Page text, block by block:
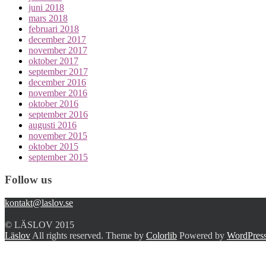
juni 2018
mars 2018
februari 2018
december 2017
november 2017
oktober 2017
september 2017
december 2016
november 2016
oktober 2016
september 2016
augusti 2016
november 2015
oktober 2015
september 2015
Follow us
kontakt@laslov.se
© LÄSLOV 2015
Läslov All rights reserved. Theme by Colorlib Powered by